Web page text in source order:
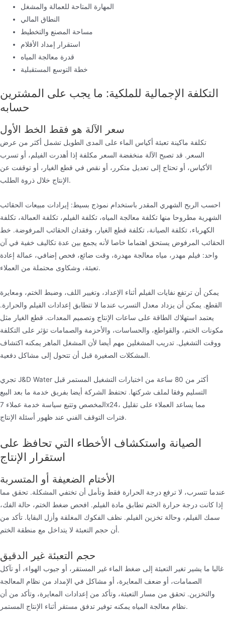
المهارة المتاحة للعمالة والمشغل
النطاق المالي
مساحة المصنع والتخطيط
استقرار إمداد الأفلام
قدرة معالجة المياه
خطة التوسع المستقبلية
التكلفة الإجمالية للملكية: ما يجب على المشترين
حسابه
سعر الآلة هو فقط الخط الأول
تكلفة ماكينة تعبئة أكياس الماء على المدى الطويل تشمل أكثر من عرض
السعر. قد تصبح الآلة منخفضة السعر مكلفة إذا أهدرت الفيلم، أو تسرب
الأكياس، أو تحتاج إلى تعديل متكرر، أو نقص في قطع الغيار، أو توقفت عن
الإنتاج خلال ذروة الطلب.
احسب الربح الشهري المقدر باستخدام نموذج بسيط: إيرادات مبيعات الحقائب
الشهرية مطروحا منها تكلفة معالجة المياه، تكلفة الفيلم، تكلفة العمالة، تكلفة
الكهرباء، تكلفة الصيانة، تكلفة قطع الغيار، وفقدان الحقائب المرفوضة. خط
الحقائب المرفوض يستحق اهتماما خاصا لأنه يجمع بين عدة تكاليف خفية في آن
واحد: فيلم مهدر، مياه معالجة مهدرة، وقت ضائع، فحص إضافي، عمالة إعادة
تعبئة، وشكاوى محتملة من العملاء.
يمكن أن ترتفع نفايات الفيلم أثناء الإعداد، وتغيير اللف، وضبط الختم، ومعايرة
القطع. يمكن أن يزداد معدل التسرب عندما لا تتطابق إعدادات الفيلم والحرارة.
يعتمد استهلاك الطاقة على ساعات الإنتاج وتصميم المعدات. قطع الغيار مثل
مكونات الختم، والقواطع، والحساسات، والأحزمة والصمامات تؤثر على التكلفة
ووقت التشغيل. تدريب المشغلين مهم أيضا لأن المشغل الماهر يمكنه اكتشاف
المشكلات الصغيرة قبل أن تتحول إلى مشاكل دفعية.
تجري J&D Water أكثر من 80 ساعة من اختبارات التشغيل المستمر قبل
التسليم وفقا لملف شركتها. تحتفظ الشركة أيضا بفريق خدمة ما بعد البيع
المخصص وتتبع سياسة خدمة عملاء 7x24، مما يساعد العملاء على تقليل
فترات التوقف الفني عند ظهور أسئلة الإنتاج.
الصيانة واستكشاف الأخطاء التي تحافظ على
استقرار الإنتاج
الأختام الضعيفة أو المتسربة
عندما تتسرب، لا ترفع درجة الحرارة فقط وتأمل أن تختفي المشكلة. تحقق مما
إذا كانت درجة حرارة الختم تطابق مادة الفيلم. افحص ضغط الختم، حالة الفك،
سمك الفيلم، وحالة تخزين الفيلم. نظف الفكوك المغلقة وأزل البقايا. تأكد من
أن حجم التعبئة لا يتداخل مع منطقة الختم.
حجم التعبئة غير الدقيق
غالبا ما يشير تغير التعبئة إلى ضغط الماء غير المستقر، أو جيوب الهواء، أو تآكل
الصمامات، أو ضعف المعايرة، أو مشاكل في الإمداد من نظام المعالجة
والتخزين. تحقق من مسار التعبئة، وتأكد من إعدادات المعايرة، وتأكد من أن
نظام معالجة المياه يمكنه توفير تدفق مستقر أثناء الإنتاج المستمر.